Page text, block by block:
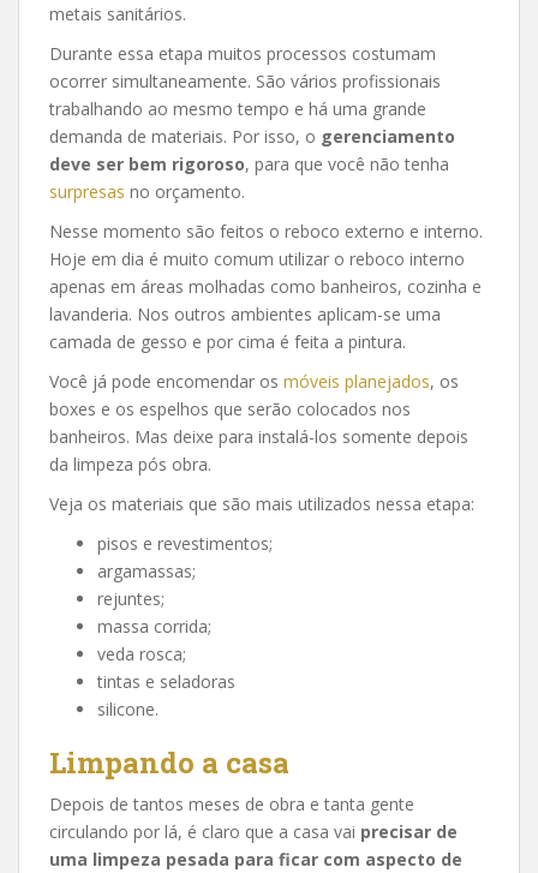
metais sanitários.
Durante essa etapa muitos processos costumam
ocorrer simultaneamente. São vários profissionais
trabalhando ao mesmo tempo e há uma grande
demanda de materiais. Por isso, o gerenciamento
deve ser bem rigoroso, para que você não tenha
surpresas no orçamento.
Nesse momento são feitos o reboco externo e interno.
Hoje em dia é muito comum utilizar o reboco interno
apenas em áreas molhadas como banheiros, cozinha e
lavanderia. Nos outros ambientes aplicam-se uma
camada de gesso e por cima é feita a pintura.
Você já pode encomendar os móveis planejados, os
boxes e os espelhos que serão colocados nos
banheiros. Mas deixe para instalá-los somente depois
da limpeza pós obra.
Veja os materiais que são mais utilizados nessa etapa:
pisos e revestimentos;
argamassas;
rejuntes;
massa corrida;
veda rosca;
tintas e seladoras
silicone.
Limpando a casa
Depois de tantos meses de obra e tanta gente
circulando por lá, é claro que a casa vai precisar de
uma limpeza pesada para ficar com aspecto de